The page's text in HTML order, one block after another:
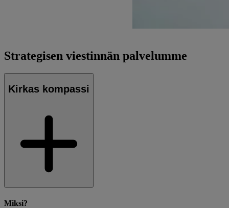
Strategisen viestinnän palvelumme
Kirkas kompassi
Miksi?